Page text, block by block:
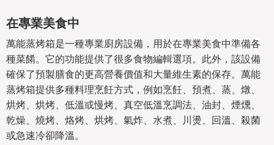
在專業美食中
萬能蒸烤箱是一種專業廚房設備，用於在專業美食中準備各
種菜餚。它的功能提供了很多食物編輯選項。此外，該設備
確保了預製膳食的更高營養價值和大量維生素的保存。萬能
蒸烤箱提供多種料理烹飪方式，例如烹飪、預煮、蒸、燉、
烘烤、烘烤、低溫或慢烤、真空低溫烹調法、油封、煙燻、
乾燥、燒烤、烙烤、烘烤、氣炸、水煮、川燙、回溫、殺菌
或急速冷卻降溫。